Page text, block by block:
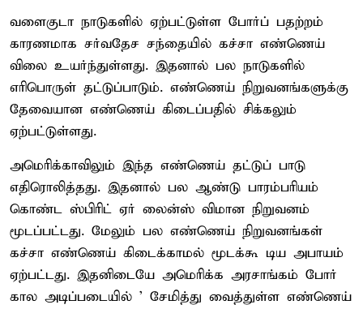
வளைகுடா நாடுகளில் ஏற்பட்டுள்ள போர்ப் பதற்றம்
காரணமாக சர்வதேச சந்தையில் கச்சா எண்ணெய்
விலை உயர்ந்துள்ளது. இதனால் பல நாடுகளில்
எரிபொருள் தட்டுப்பாடும். எண்ணெய் நிறுவனங்களுக்கு
தேவையான எண்ணெய் கிடைப்பதில் சிக்கலும்
ஏற்பட்டுள்ளது.
அமெரிக்காவிலும் இந்த எண்ணெய் தட்டுப் பாடு
எதிரொலித்தது. இதனால் பல ஆண்டு பாரம்பரியம்
கொண்ட ஸ்பிரிட் ஏர் லைன்ஸ் விமான நிறுவனம்
மூடப்பட்டது. மேலும் பல எண்ணெய் நிறுவனங்கள்
கச்சா எண்ணெய் கிடைக்காமல் மூடக்கூ டிய அபாயம்
ஏற்பட்டது. இதனிடையே அமெரிக்க அரசாங்கம் போர்
கால அடிப்படையில் ' சேமித்து வைத்துள்ள எண்ணெய்